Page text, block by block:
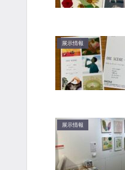
展示情報
展示情報